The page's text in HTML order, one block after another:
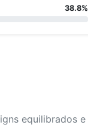
38.8%
equilibrados e